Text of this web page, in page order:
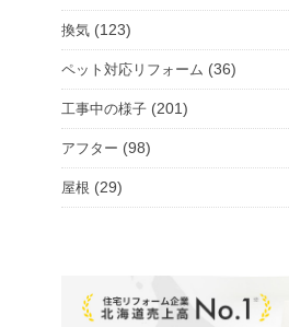
換気 (123)
ペット対応リフォーム (36)
工事中の様子 (201)
アフター (98)
屋根 (29)